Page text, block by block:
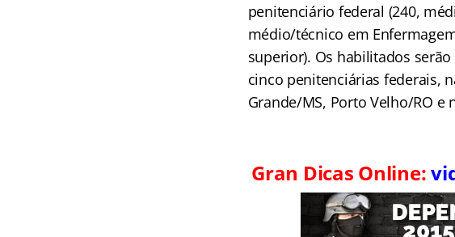
penitenciário federal (240,
médio/técnico em
superior). Os habilitados
cinco penitenciárias federais,
Grande/MS, Porto Velho/RO
Gran Dicas Online: